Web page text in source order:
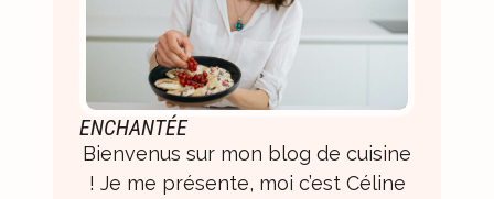
ENCHANTÉE
Bienvenus sur mon blog de cuisine
! Je me présente, moi c’est Céline